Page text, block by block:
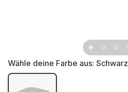
Wähle deine Farbe aus: Schwarz